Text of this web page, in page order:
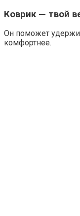
Коврик — твой
Он поможет
комфортнее.